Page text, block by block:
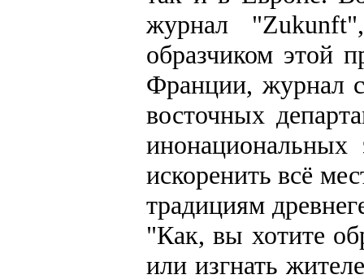
журнал
образчиком этой
Франции, журнал
восточных
искоренить всё
традициям
"Как, вы хотите
или изгнать